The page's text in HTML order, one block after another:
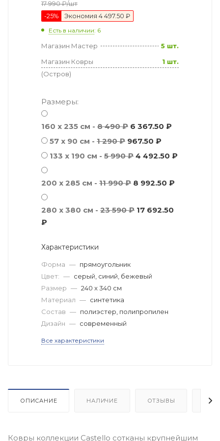
17 990₽/шт
-25% Экономия 4 497.50 ₽
Есть в наличии: 6
Магазин Мастер
5 шт.
Магазин Ковры
(Остров)
1 шт.
Размеры:
160 x 235 см - 8 490 ₽ 6 367.50 ₽
57 х 90 см - 1 290 ₽ 967.50 ₽
133 x 190 см - 5 990 ₽ 4 492.50 ₽
200 x 285 см - 11 990 ₽ 8 992.50 ₽
280 x 380 см - 23 590 ₽ 17 692.50
₽
Характеристики
Форма — прямоугольник
Цвет: — серый, синий, бежевый
Размер — 240 x 340 см
Материал — синтетика
Состав — полиэстер, полипропилен
Дизайн — современный
Все характеристики
ОПИСАНИЕ НАЛИЧИЕ ОТЗЫВЫ
Ковры коллекции Castello сотканы крупнейшим